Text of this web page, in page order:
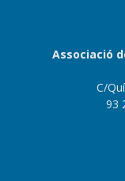
Associació
C/
93